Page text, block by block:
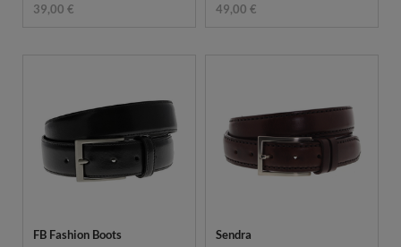
39,00 € 49,00 €
FB Fashion Boots
Sendra